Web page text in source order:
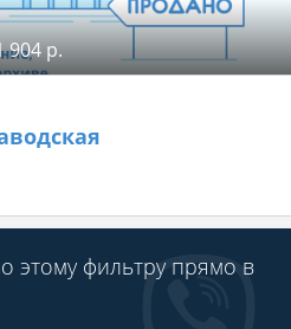
904 р.
этому фильтру прямо в